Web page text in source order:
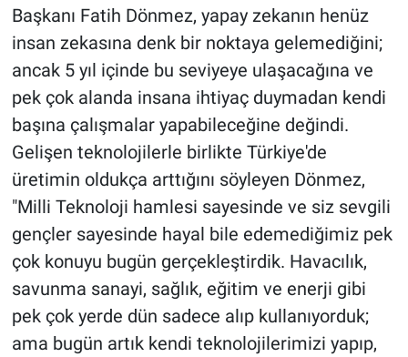
Başkanı Fatih Dönmez, yapay zekanın henüz
insan zekasına denk bir noktaya gelemediğini;
ancak 5 yıl içinde bu seviyeye ulaşacağına ve
pek çok alanda insana ihtiyaç duymadan kendi
başına çalışmalar yapabileceğine değindi.
Gelişen teknolojilerle birlikte Türkiye'de
üretimin oldukça arttığını söyleyen Dönmez,
"Milli Teknoloji hamlesi sayesinde ve siz sevgili
gençler sayesinde hayal bile edemediğimiz pek
çok konuyu bugün gerçekleştirdik. Havacılık,
savunma sanayi, sağlık, eğitim ve enerji gibi
pek çok yerde dün sadece alıp kullanıyorduk;
ama bugün artık kendi teknolojilerimizi yapıp,